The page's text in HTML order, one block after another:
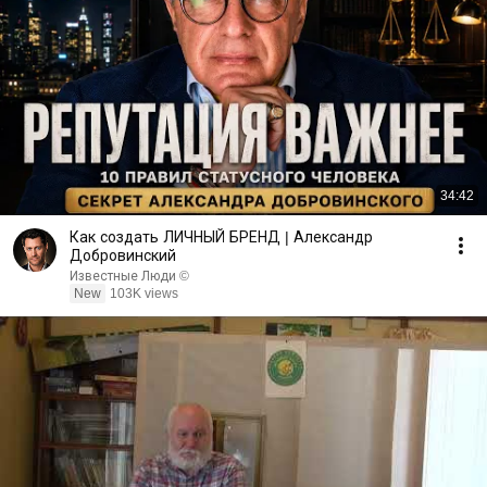
34:42
Как создать ЛИЧНЫЙ БРЕНД | Александр
Добровинский
Известные Люди ©
New
103K views